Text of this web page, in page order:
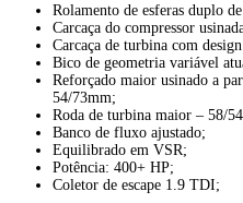
Rolamento de esferas duplo
Carcaça do compressor
Carcaça de turbina com
Bico de geometria variável
Reforçado maior usinado a
54/73mm;
Roda de turbina maior – 58/
Banco de fluxo ajustado;
Equilibrado em VSR;
Potência: 400+ HP;
Coletor de escape 1.9 TDI;